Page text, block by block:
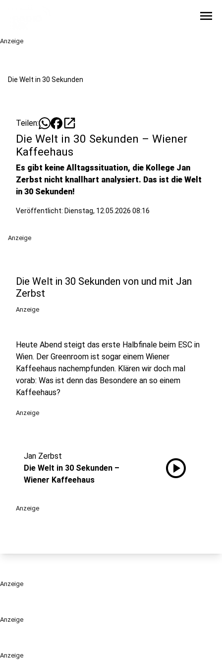
menu
Anzeige
Anzeige
Anzeige
Die Welt in 30 Sekunden
Teilen: open_in_new
Die Welt in 30 Sekunden – Wiener
Kaffeehaus
Es gibt keine Alltagssituation, die Kollege Jan
Zerbst nicht knallhart analysiert. Das ist die Welt
in 30 Sekunden!
Veröffentlicht: Dienstag, 12.05.2026 08:16
Anzeige
Die Welt in 30 Sekunden von und mit Jan
Zerbst
Anzeige
Heute Abend steigt das erste Halbfinale beim ESC in
Wien. Der Greenroom ist sogar einem Wiener
Kaffeehaus nachempfunden. Klären wir doch mal
vorab: Was ist denn das Besondere an so einem
Kaffeehaus?
Anzeige
Jan Zerbst
Die Welt in 30 Sekunden –
Wiener Kaffeehaus
play_circle
Anzeige
Anzeige